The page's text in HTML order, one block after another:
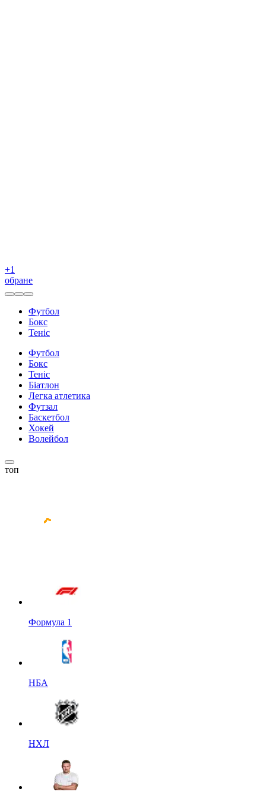
+1
обране
Футбол
Бокс
Теніс
Футбол
Бокс
Теніс
Біатлон
Легка атлетика
Футзал
Баскетбол
Хокей
Волейбол
топ
Формула 1
НБА
НХЛ